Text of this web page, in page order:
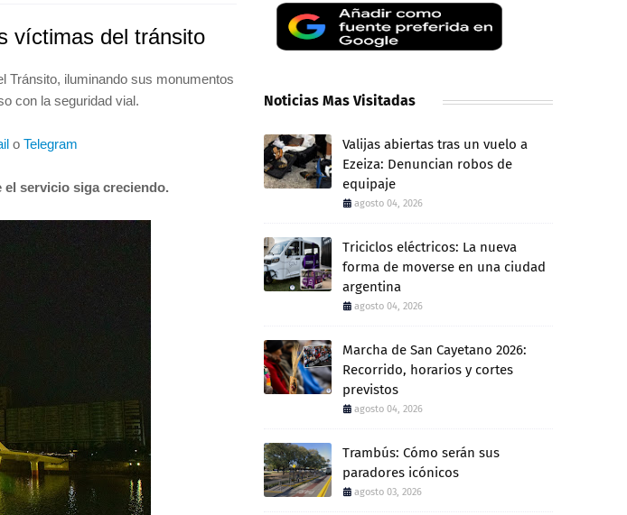
víctimas del tránsito
Tránsito, iluminando sus monumentos
con la seguridad vial.
o Telegram
el servicio siga creciendo.
Noticias Mas Visitadas
Valijas abiertas tras un vuelo a
Ezeiza: Denuncian robos de
equipaje
agosto 04, 2026
Triciclos eléctricos: La nueva
forma de moverse en una ciudad
argentina
agosto 04, 2026
Marcha de San Cayetano 2026:
Recorrido, horarios y cortes
previstos
agosto 04, 2026
Trambús: Cómo serán sus
paradores icónicos
agosto 03, 2026